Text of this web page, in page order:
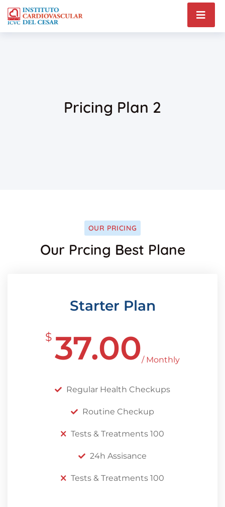
Pricing Plan 2
OUR PRICING
Our Prcing Best Plane
Starter Plan
$ 37.00/ Monthly
Regular Health Checkups
Routine Checkup
Tests & Treatments 100
24h Assisance
Tests & Treatments 100